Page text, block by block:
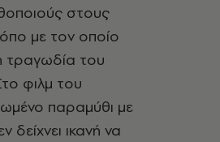
στους
με τον οποίο
τραγωδία του
φιλμ του
παραμύθι με
ικανή να